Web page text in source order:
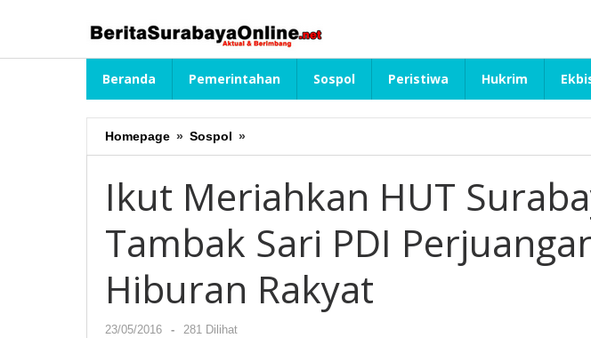
Beranda Pemerintahan Sospol Peristiwa Hukrim
Homepage » Sospol »
Meriahkan
Surabaya,
PAC
Tambak
Sari
Perjuangan
Gelar
Ikut Meriahkan HUT
Tambak Sari PDI
Hiburan Rakyat
23/05/2016
oleh
-
281 Dilihat